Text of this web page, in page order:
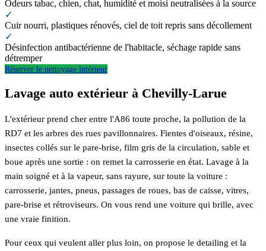
Odeurs tabac, chien, chat, humidité et moisi neutralisées à la source
✓
Cuir nourri, plastiques rénovés, ciel de toit repris sans décollement
✓
Désinfection antibactérienne de l'habitacle, séchage rapide sans
détremper
Réserver le nettoyage intérieur
Lavage auto extérieur à Chevilly-Larue
L'extérieur prend cher entre l'A86 toute proche, la pollution de la
RD7 et les arbres des rues pavillonnaires. Fientes d'oiseaux, résine,
insectes collés sur le pare-brise, film gris de la circulation, sable et
boue après une sortie : on remet la carrosserie en état. Lavage à la
main soigné et à la vapeur, sans rayure, sur toute la voiture :
carrosserie, jantes, pneus, passages de roues, bas de caisse, vitres,
pare-brise et rétroviseurs. On vous rend une voiture qui brille, avec
une vraie finition.
Pour ceux qui veulent aller plus loin, on propose le detailing et la